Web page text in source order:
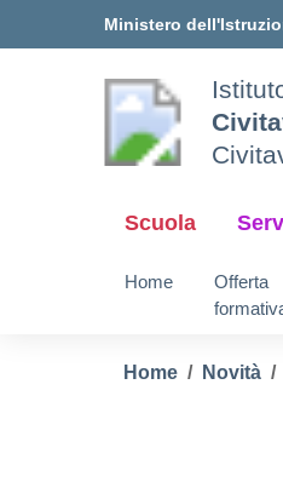
Ministero
Scuola
Home
Offerta
Home Novità